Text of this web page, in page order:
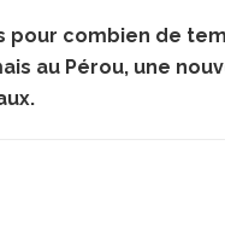
pour combien de
au Pérou, une